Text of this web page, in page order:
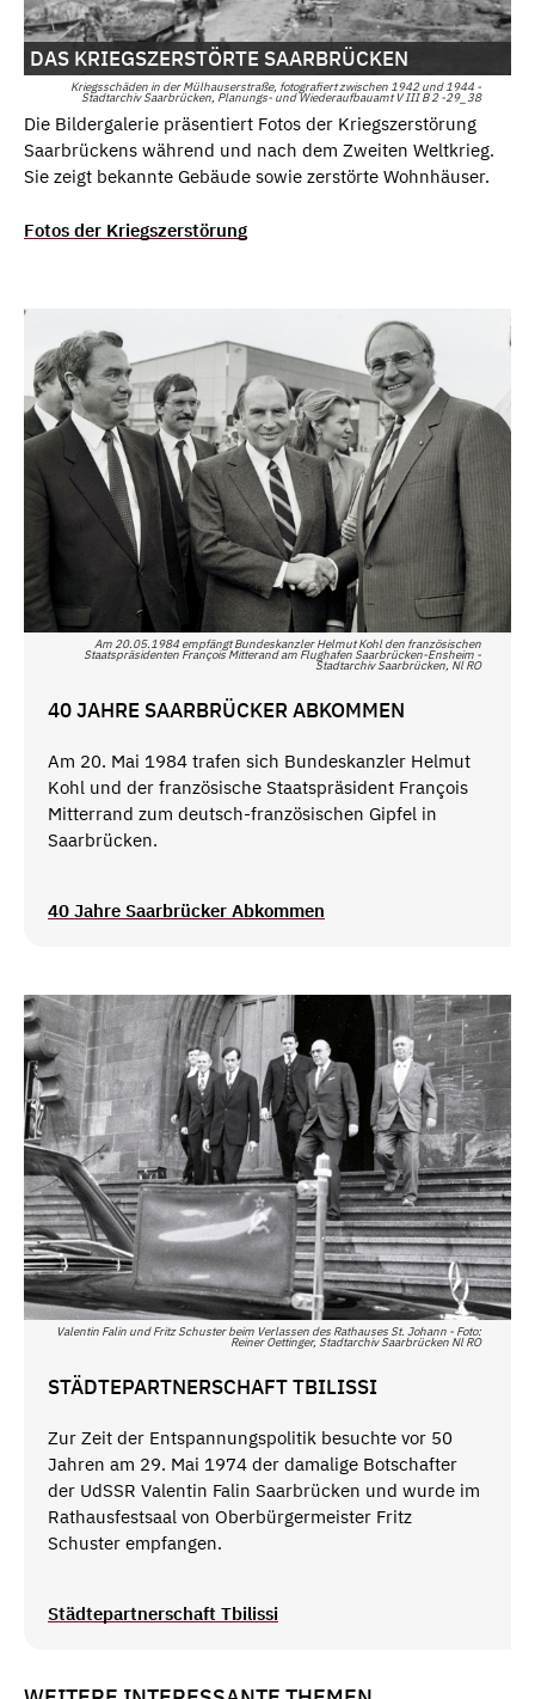
Kriegsschäden in der Mülhauserstraße, fotografiert zwischen 1942 und 1944 -
Stadtarchiv Saarbrücken, Planungs- und Wiederaufbauamt V III B 2 -29_38
DAS KRIEGSZERSTÖRTE SAARBRÜCKEN
Die Bildergalerie präsentiert Fotos der Kriegszerstörung
Saarbrückens während und nach dem Zweiten Weltkrieg.
Sie zeigt bekannte Gebäude sowie zerstörte Wohnhäuser.
Fotos der Kriegszerstörung
Am 20.05.1984 empfängt Bundeskanzler Helmut Kohl den französischen
Staatspräsidenten François Mitterand am Flughafen Saarbrücken-Ensheim -
Stadtarchiv Saarbrücken, Nl RO
40 JAHRE SAARBRÜCKER ABKOMMEN
Am 20. Mai 1984 trafen sich Bundeskanzler Helmut
Kohl und der französische Staatspräsident François
Mitterrand zum deutsch-französischen Gipfel in
Saarbrücken.
40 Jahre Saarbrücker Abkommen
Valentin Falin und Fritz Schuster beim Verlassen des Rathauses St. Johann - Foto:
Reiner Oettinger, Stadtarchiv Saarbrücken Nl RO
STÄDTEPARTNERSCHAFT TBILISSI
Zur Zeit der Entspannungspolitik besuchte vor 50
Jahren am 29. Mai 1974 der damalige Botschafter
der UdSSR Valentin Falin Saarbrücken und wurde im
Rathausfestsaal von Oberbürgermeister Fritz
Schuster empfangen.
Städtepartnerschaft Tbilissi